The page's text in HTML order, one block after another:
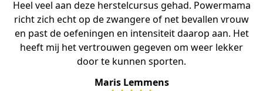
Heel veel aan deze herstelcursus gehad. Powermama
richt zich echt op de zwangere of net bevallen vrouw
en past de oefeningen en intensiteit daarop aan. Het
heeft mij het vertrouwen gegeven om weer lekker
door te kunnen sporten.
Maris Lemmens